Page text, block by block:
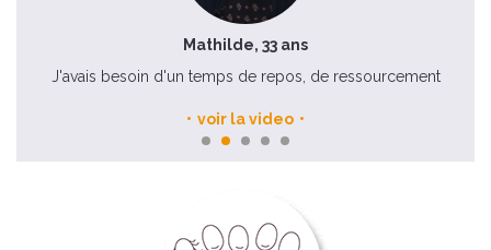
Mathilde, 33 ans
J'avais besoin d'un temps de repos, de ressourcement
voir la video